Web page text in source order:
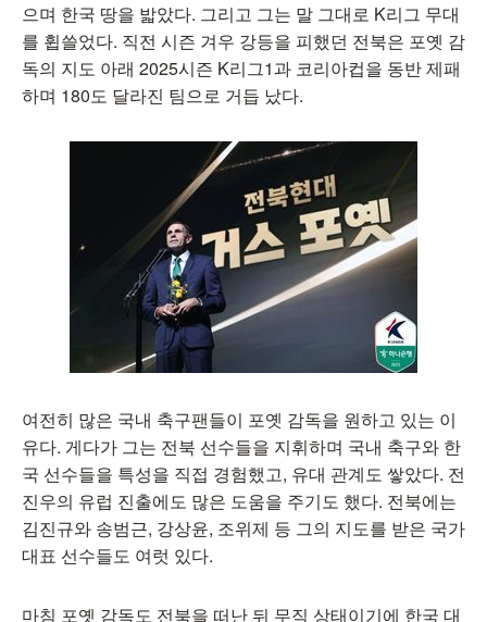
으며 한국 땅을 밟았다. 그리고 그는 말 그대로 K리그 무대
를 휩쓸었다. 직전 시즌 겨우 강등을 피했던 전북은 포옛 감
독의 지도 아래 2025시즌 K리그1과 코리아컵을 동반 제패
하며 180도 달라진 팀으로 거듭 났다.
여전히 많은 국내 축구팬들이 포옛 감독을 원하고 있는 이
유다. 게다가 그는 전북 선수들을 지휘하며 국내 축구와 한
국 선수들을 특성을 직접 경험했고, 유대 관계도 쌓았다. 전
진우의 유럽 진출에도 많은 도움을 주기도 했다. 전북에는
김진규와 송범근, 강상윤, 조위제 등 그의 지도를 받은 국가
대표 선수들도 여럿 있다.
마침 포옛 감독도 전북을 떠난 뒤 무직 상태이기에 한국 대